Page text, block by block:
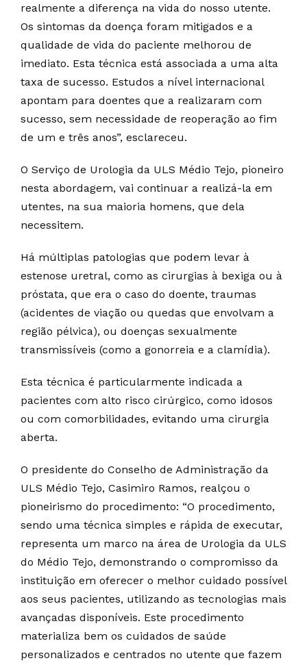
realmente a diferença na vida do nosso utente.
Os sintomas da doença foram mitigados e a
qualidade de vida do paciente melhorou de
imediato. Esta técnica está associada a uma alta
taxa de sucesso. Estudos a nível internacional
apontam para doentes que a realizaram com
sucesso, sem necessidade de reoperação ao fim
de um e três anos”, esclareceu.
O Serviço de Urologia da ULS Médio Tejo, pioneiro
nesta abordagem, vai continuar a realizá-la em
utentes, na sua maioria homens, que dela
necessitem.
Há múltiplas patologias que podem levar à
estenose uretral, como as cirurgias à bexiga ou à
próstata, que era o caso do doente, traumas
(acidentes de viação ou quedas que envolvam a
região pélvica), ou doenças sexualmente
transmissíveis (como a gonorreia e a clamídia).
Esta técnica é particularmente indicada a
pacientes com alto risco cirúrgico, como idosos
ou com comorbilidades, evitando uma cirurgia
aberta.
O presidente do Conselho de Administração da
ULS Médio Tejo, Casimiro Ramos, realçou o
pioneirismo do procedimento: “O procedimento,
sendo uma técnica simples e rápida de executar,
representa um marco na área de Urologia da ULS
do Médio Tejo, demonstrando o compromisso da
instituição em oferecer o melhor cuidado possível
aos seus pacientes, utilizando as tecnologias mais
avançadas disponíveis. Este procedimento
materializa bem os cuidados de saúde
personalizados e centrados no utente que fazem